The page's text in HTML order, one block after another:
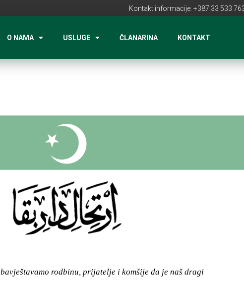
Kontakt informacije: +387 33 533
O NAMA USLUGE ČLANARINA KONTAKT
rodbinu, prijatelje i komšije da je naš dragi